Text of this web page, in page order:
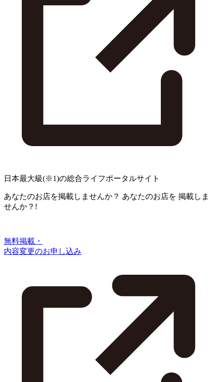
日本最大級(※1)の総合ライフポータルサイト
あなたのお店を掲載しませんか？ あなたのお店を 掲載しま
せんか？!
無料掲載・
内容変更のお申し込み